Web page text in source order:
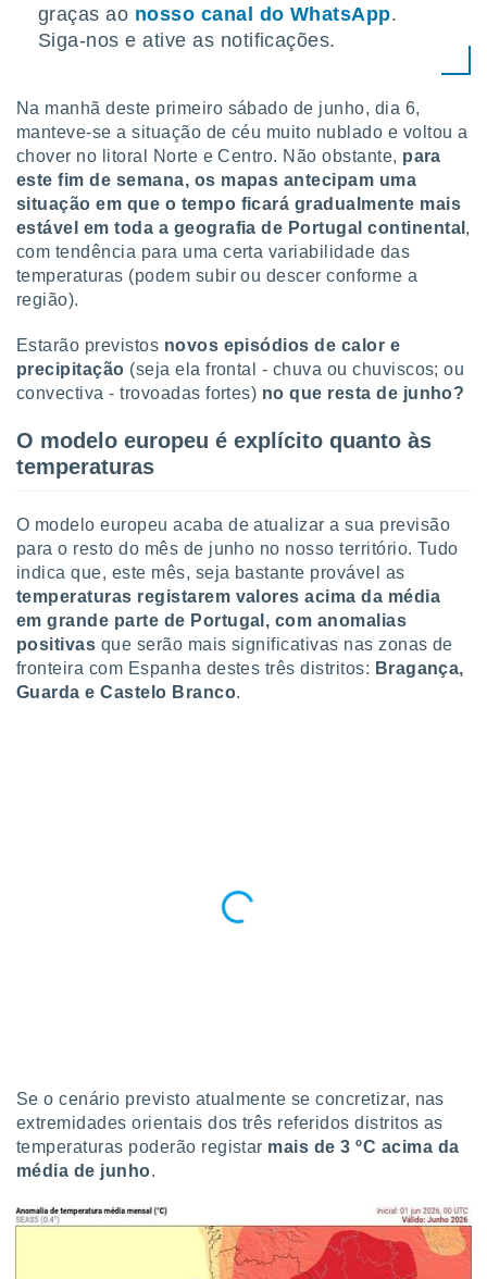
navegação
não
cookies
Pode
de
ao
nós e
e
como a
este sitio
IP e
de
o
de
num
graças ao nosso canal do WhatsApp.
Siga-nos e ative as notificações.
Na manhã deste primeiro sábado de junho, dia 6,
manteve-se a situação de céu muito nublado e voltou a
chover no litoral Norte e Centro. Não obstante, para
este fim de semana, os mapas antecipam uma
situação em que o tempo ficará gradualmente mais
estável em toda a geografia de Portugal continental ,
com tendência para uma certa variabilidade das
temperaturas (podem subir ou descer conforme a
região).
Estarão previstos novos episódios de calor e
precipitação (seja ela frontal - chuva ou chuviscos; ou
convectiva - trovoadas fortes) no que resta de junho?
O modelo europeu é explícito quanto às
temperaturas
O modelo europeu acaba de atualizar a sua previsão
para o resto do mês de junho no nosso território. Tudo
indica que, este mês, seja bastante provável as
temperaturas registarem valores acima da média
em grande parte de Portugal, com anomalias
positivas que serão mais significativas nas zonas de
fronteira com Espanha destes três distritos: Bragança,
Guarda e Castelo Branco.
Se o cenário previsto atualmente se concretizar, nas
extremidades orientais dos três referidos distritos as
temperaturas poderão registar mais de 3 ºC acima da
média de junho.